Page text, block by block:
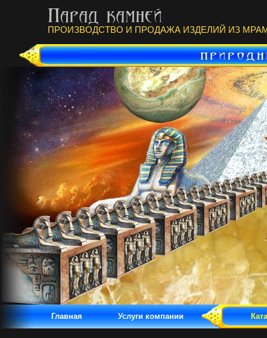
ПРОИЗВОДСТВО И ПРОДАЖА ИЗДЕЛИЙ ИЗ
Главная Услуги компании